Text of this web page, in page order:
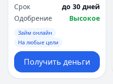
Срок
до 30 дней
Одобрение
Высокое
Займ онлайн
На любые цели
Получить деньги